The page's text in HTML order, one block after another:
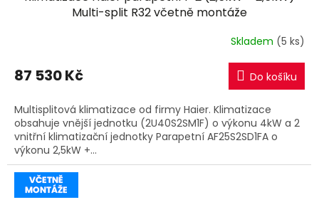
A
R
M
A
Multi-split R32 včetně montáže
Skladem (5 ks)
87 530 Kč Do košíku
Multisplitová klimatizace od firmy Haier. Klimatizace
obsahuje vnější jednotku (2U40S2SM1F) o výkonu 4kW a 2
vnitřní klimatizační jednotky Parapetní AF25S2SD1FA o
výkonu 2,5kW +...